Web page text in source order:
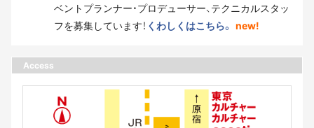
ベントプランナー・プロデューサー、テクニカルスタッ
フを募集しています！ くわしくはこちら。 new!
Access